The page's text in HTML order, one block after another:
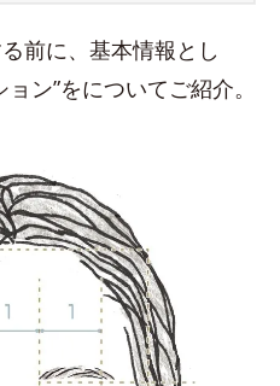
前に、基本情報とし
ン”をについてご紹介。